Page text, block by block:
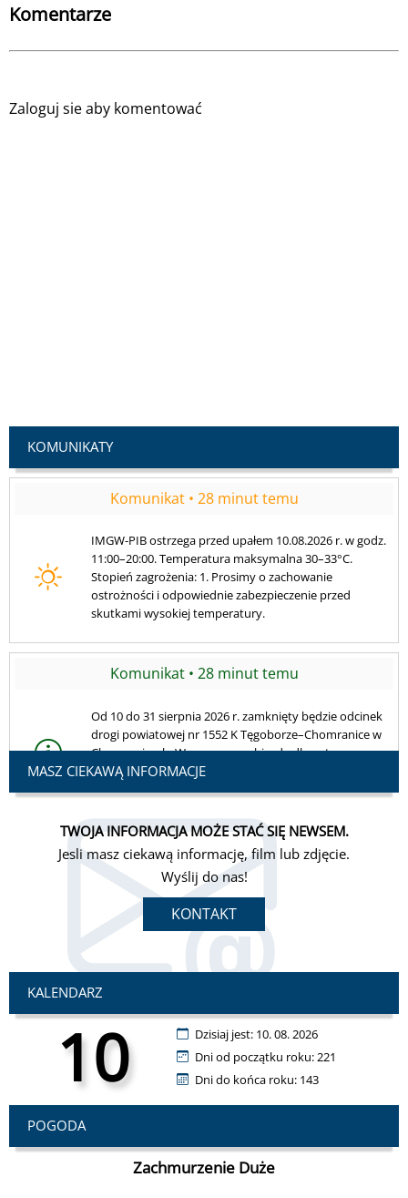
Komentarze
Zaloguj sie aby komentować
KOMUNIKATY
Komunikat • 28 minut temu
Od 10 do 31 sierpnia 2026 r. zamknięty będzie odcinek
drogi powiatowej nr 1552 K Tęgoborze–Chomranice w
Chomranicach. Wyznaczono objazdy dla aut
osobowych i ciężarowych. Kierowców prosimy o
ostrożność i stosowanie się do oznakowania.
Komunikat • 29 minut temu
Awaria sieci wodociągowej w Łękach może powodować
przerwy w dostawie wody dla mieszkańców Łęk,
Michalczowej i części Łososiny Dolnej. Zastępczy punkt
poboru wody: parking pod kościołem w Michalczowej.
Trwają prace naprawcze.
Komunikat • 28 minut temu
IMGW-PIB ostrzega przed upałem 10.08.2026 r. w godz.
11:00–20:00. Temperatura maksymalna 30–33°C.
Stopień zagrożenia: 1. Prosimy o zachowanie
ostrożności i odpowiednie zabezpieczenie przed
skutkami wysokiej temperatury.
MASZ CIEKAWĄ INFORMACJE
TWOJA INFORMACJA MOŻE STAĆ SIĘ NEWSEM.
Jesli masz ciekawą informację, film lub zdjęcie.
Wyślij do nas!
KONTAKT
KALENDARZ
10
Dzisiaj jest: 10. 08. 2026
Dni od początku roku: 221
Dni do końca roku: 143
POGODA
Zachmurzenie Duże